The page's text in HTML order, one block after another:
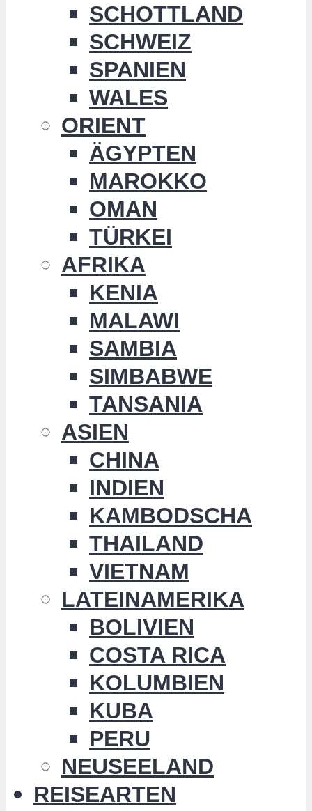
SCHOTTLAND
SCHWEIZ
SPANIEN
WALES
ORIENT
ÄGYPTEN
MAROKKO
OMAN
TÜRKEI
AFRIKA
KENIA
MALAWI
SAMBIA
SIMBABWE
TANSANIA
ASIEN
CHINA
INDIEN
KAMBODSCHA
THAILAND
VIETNAM
LATEINAMERIKA
BOLIVIEN
COSTA RICA
KOLUMBIEN
KUBA
PERU
NEUSEELAND
REISEARTEN